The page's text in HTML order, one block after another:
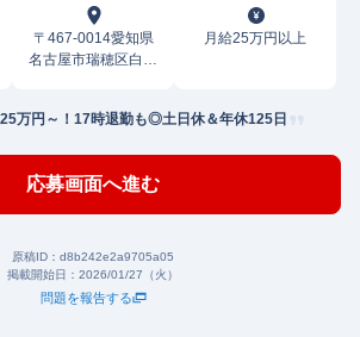
〒467-0014愛知県
名古屋市瑞穂区白羽
月給25万円以上
万円～！17時退勤も◎土日休＆年休125日
応募画面へ進む
原稿ID： d8b242e2a9705a05
掲載開始日： 2026/01/27（火）
問題を報告する